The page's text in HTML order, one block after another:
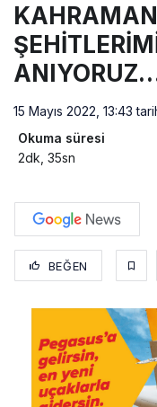
15 Mayıs 2022, 13:43
Okuma süresi
2dk, 35sn
BEĞEN